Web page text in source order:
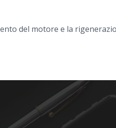
del motore e la